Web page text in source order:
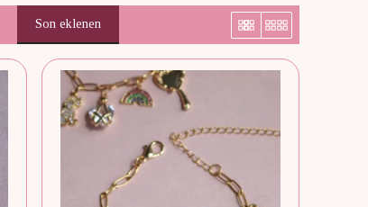
Son eklenen